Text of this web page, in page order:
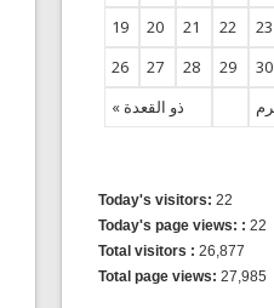
« ذو القعدة
19
20 21 22 23
26
27 28 29 30
Today's visitors: 22
Today's page views: : 22
Total visitors : 26,877
Total page views: 27,985